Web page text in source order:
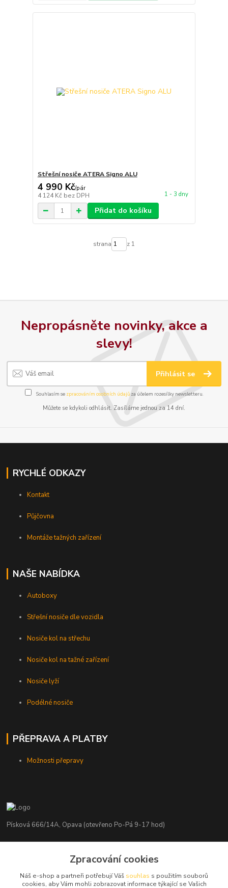
Střešní nosiče ATERA Signo ALU
4 990 Kč/pár
4 124 Kč bez DPH 1 - 3 dny
Přidat do košíku
strana z 1
Nepropásněte novinky, akce a
slevy!
Přihlásit se
Souhlasím se zpracováním osobních údajůza účelem rozesílky newsletteru.
Můžete se kdykoli odhlásit. Zasíláme jednou za 14 dní.
RYCHLÉ ODKAZY
Kontakt
Půjčovna
Montáže tažných zařízení
NAŠE NABÍDKA
Autoboxy
Střešní nosiče dle vozidla
Nosiče kol na střechu
Nosiče kol na tažné zařízení
Nosiče lyží
Podélné nosiče
PŘEPRAVA A PLATBY
Možnosti přepravy
Písková 666/14A, Opava (otevřeno Po-Pá 9-17 hod)
+420 776 839 986Zpracování cookies
Náš e-shop a partneři potřebují Váš souhlas s použitím souborů
cookies, aby Vám mohli zobrazovat informace týkající se Vašich